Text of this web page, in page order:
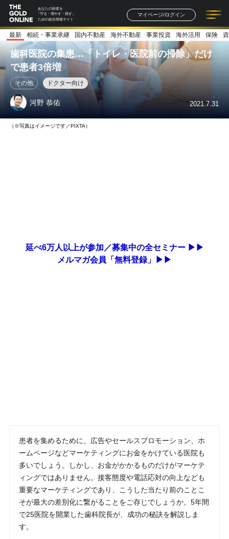
あなたの財産を
「守る・増やす・残す」
ための総合情報サイト
マイページ/ログイン
記事一覧 連載一覧
著者一覧 書籍一覧
最新 相続・事業承継 国内不動産 海外不動産 事業投資 海外活用 保険
歯科医院の集患…「トイレ・医院前の掃除」だけ
で患者3倍増
その他 ドクター向け
河野 恭佑 2021.7.31
（※写真はイメージです／PIXTA）
延べ6万人以上が参加／募集中の全セミナー ▶▶
メルマガ会員「無料登録」▶▶
患者を集めるために、広告やセールスプロモーション、ホ
ームページなどマーケティングにお金をかけている医院も
多いでしょう。しかし、お金がかかるものだけがマーケテ
ィングではありません。接客態度や電話応対の向上なども
重要なマーケティングであり、こうした当たり前のことこ
そが最大の差別化に繋がることをご存じでしょうか。5年間
で25医院を開業した歯科院長が、成功の秘訣を解説しま
す。